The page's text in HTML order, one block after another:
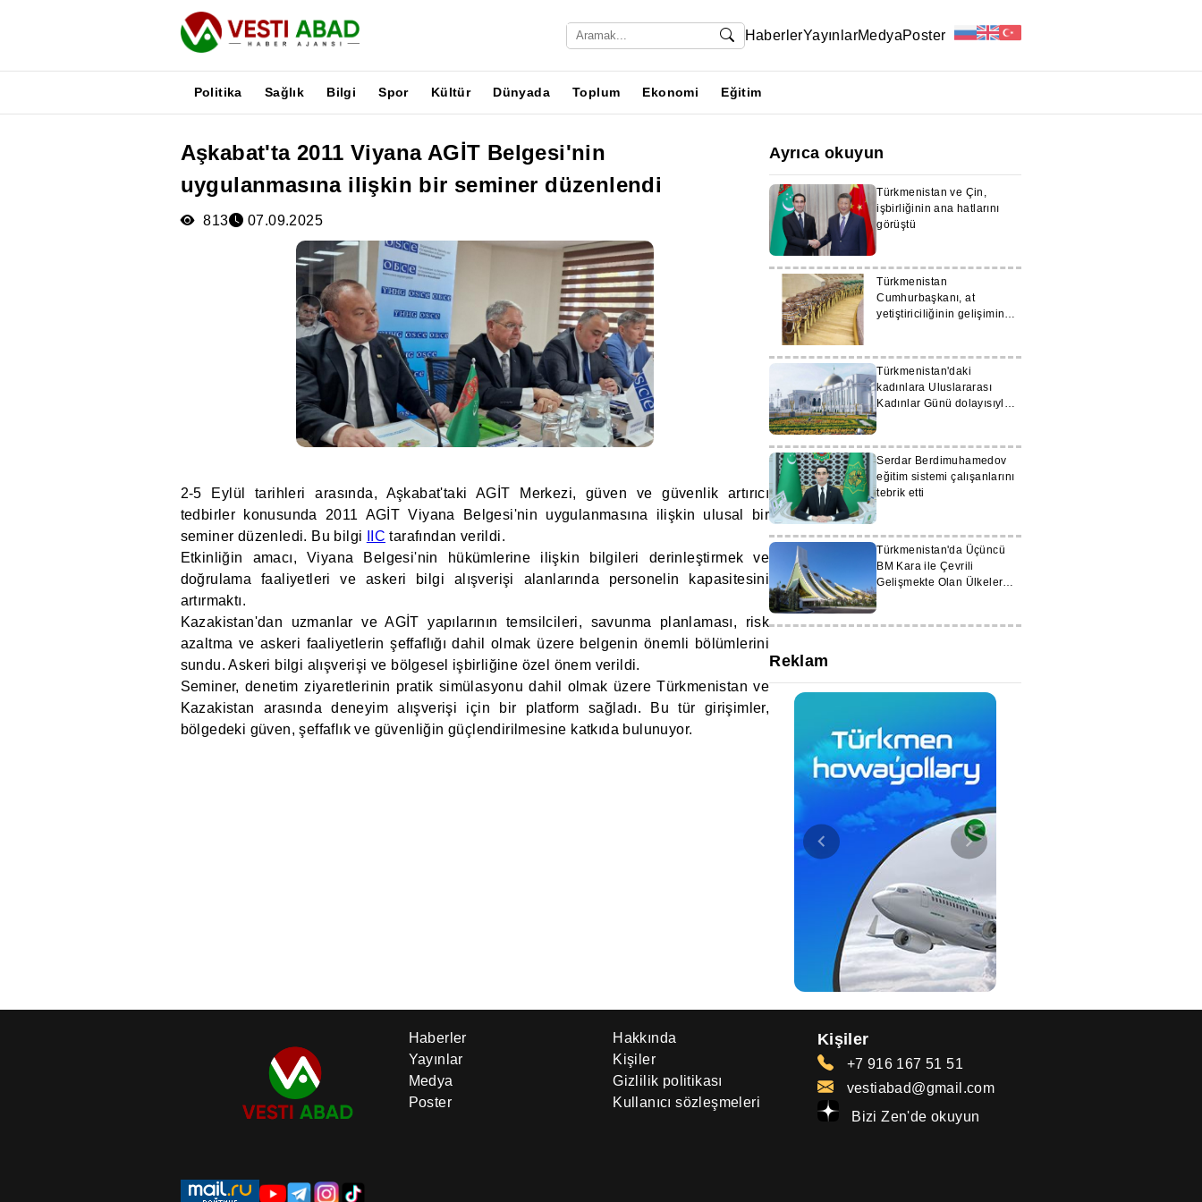
HaberlerYayınlarMedyaPoster
Politika Sağlık Bilgi Spor Kültür Dünyada Toplum Ekonomi Eğitim
Aşkabat'ta 2011 Viyana AGİT Belgesi'nin
uygulanmasına ilişkin bir seminer düzenlendi
813 07.09.2025
2-5 Eylül tarihleri arasında, Aşkabat'taki AGİT Merkezi, güven ve güvenlik artırıcı
tedbirler konusunda 2011 AGİT Viyana Belgesi'nin uygulanmasına ilişkin ulusal bir
seminer düzenledi. Bu bilgi
IIC tarafından verildi.
Etkinliğin amacı, Viyana Belgesi'nin hükümlerine ilişkin bilgileri derinleştirmek ve
doğrulama faaliyetleri ve askeri bilgi alışverişi alanlarında personelin kapasitesini
artırmaktı.
Kazakistan'dan uzmanlar ve AGİT yapılarının temsilcileri, savunma planlaması, risk
azaltma ve askeri faaliyetlerin şeffaflığı dahil olmak üzere belgenin önemli bölümlerini
sundu. Askeri bilgi alışverişi ve bölgesel işbirliğine özel önem verildi.
Seminer, denetim ziyaretlerinin pratik simülasyonu dahil olmak üzere Türkmenistan ve
Kazakistan arasında deneyim alışverişi için bir platform sağladı. Bu tür girişimler,
bölgedeki güven, şeffaflık ve güvenliğin güçlendirilmesine katkıda bulunuyor.
Ayrıca okuyun
Türkmenistan ve Çin,
işbirliğinin ana hatlarını
görüştü
Türkmenistan
Cumhurbaşkanı, at
yetiştiriciliğinin gelişimine
Türkmenistan'daki
kadınlara Uluslararası
Kadınlar Günü dolayısıyla
Serdar Berdimuhamedov
eğitim sistemi çalışanlarını
tebrik etti
Türkmenistan'da Üçüncü
BM Kara ile Çevrili
Gelişmekte Olan Ülkeler
Reklam
Haberler
Yayınlar
Medya
Poster
Hakkında
Kişiler
Gizlilik politikası
Kullanıcı sözleşmeleri
Kişiler
+7 916 167 51 51
vestiabad@gmail.com
Bizi Zen'de okuyun